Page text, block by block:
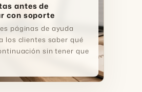
antes de
con soporte
páginas de ayuda
los clientes saber qué
sin tener que